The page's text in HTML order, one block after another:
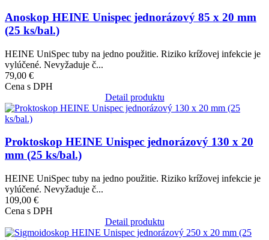
Anoskop HEINE Unispec jednorázový 85 x 20 mm
(25 ks/bal.)
HEINE UniSpec tuby na jedno použitie. Riziko krížovej infekcie je
vylúčené. Nevyžaduje č...
79,00 €
Cena s DPH
Detail produktu
Obrázok
Proktoskop HEINE Unispec jednorázový 130 x 20
mm (25 ks/bal.)
HEINE UniSpec tuby na jedno použitie. Riziko krížovej infekcie je
vylúčené. Nevyžaduje č...
109,00 €
Cena s DPH
Detail produktu
Obrázok